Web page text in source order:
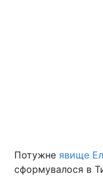
Потужне явище
сформувалося в